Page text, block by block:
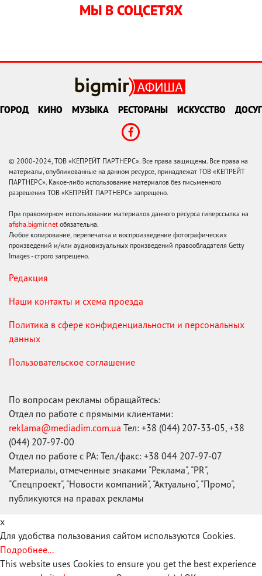
МЫ В СОЦСЕТЯХ
ГОРОД КИНО МУЗЫКА РЕСТОРАНЫ ИСКУССТВО ДОСУГ
© 2000-2024, ТОВ «КЕПРЕЙТ ПАРТНЕРС». Все права защищены. Все права на
материалы, опубликованные на данном ресурсе, принадлежат ТОВ «КЕПРЕЙТ
ПАРТНЕРС». Какое-либо использование материалов без письменного
разрешения ТОВ «КЕПРЕЙТ ПАРТНЕРС» запрещено.
При правомерном использовании материалов данного ресурса гиперссылка на
afisha.bigmir.net обязательна.
Любое копирование, перепечатка и воспроизведение фотографических
произведений и/или аудиовизуальных произведений правообладателя Getty
Images - строго запрещено.
Редакция
Наши контакты и схема проезда
Политика в сфере конфиденциальности и персональных
данных
Пользовательское соглашение
По вопросам рекламы обращайтесь:
Отдел по работе с прямыми клиентами:
reklama@mediadim.com.ua Тел: +38 (044) 207-33-05, +38
(044) 207-97-00
Отдел по работе с РА: Тел./факс: +38 044 207-97-07
Материалы, отмеченные знаками "Реклама", "PR",
"Спецпроект", "Новости компаний", "Актуально", "Промо",
публикуются на правах рекламы
x
Для удобства пользования сайтом используются Cookies.
Подробнее...
This website uses Cookies to ensure you get the best experience